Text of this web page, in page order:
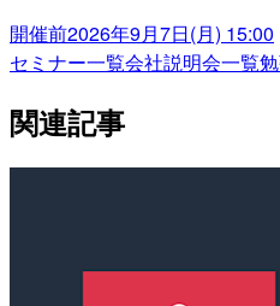
開催前2026年9月7日(月) 15:00
セミナー一覧会社説明会一覧
関連記事